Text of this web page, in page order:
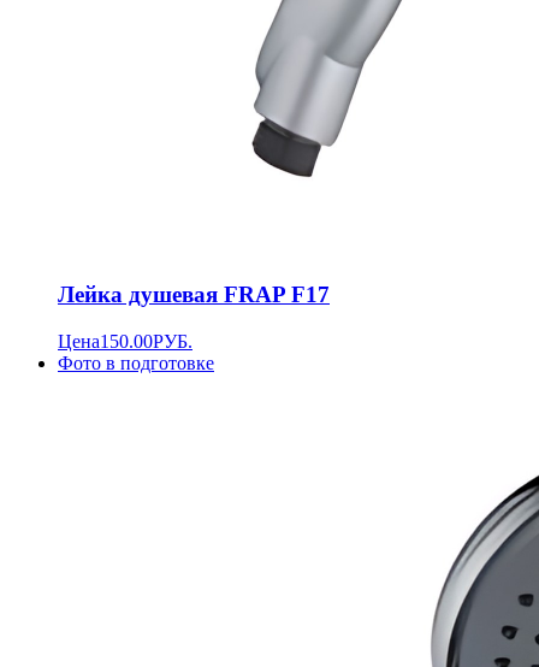
Лейка душевая FRAP F17
Цена150.00РУБ.
Фото в подготовке